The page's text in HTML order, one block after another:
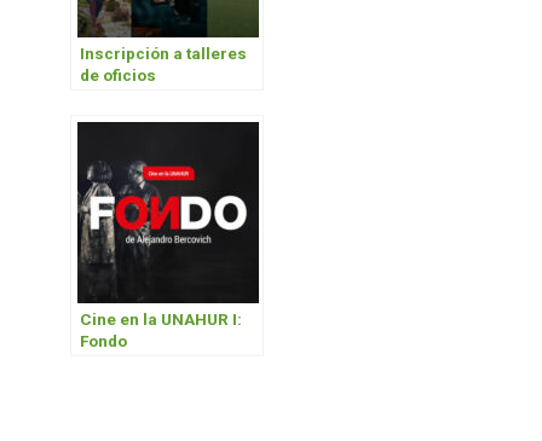
Inscripción a talleres
de oficios
Cine en la UNAHUR I:
Fondo